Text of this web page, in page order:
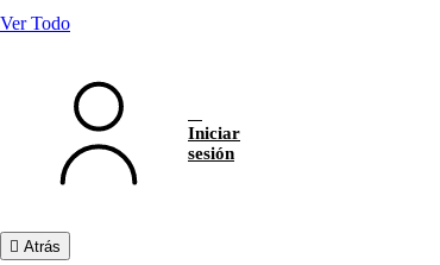
Ver Todo
Iniciar
sesión
Atrás